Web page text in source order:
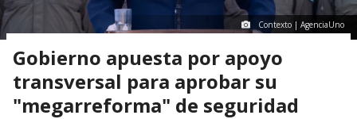
Contexto | AgenciaUno
Gobierno apuesta por apoyo
transversal para aprobar su
"megarreforma" de seguridad